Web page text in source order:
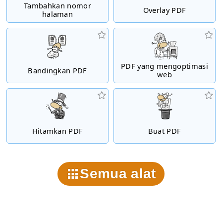
Tambahkan nomor
halaman
Overlay PDF
Bandingkan PDF
PDF yang mengoptimasi
web
Hitamkan PDF Buat PDF
Semua alat